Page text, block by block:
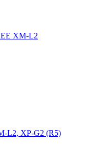
XM-L2
L2, XP-G2 (R5)